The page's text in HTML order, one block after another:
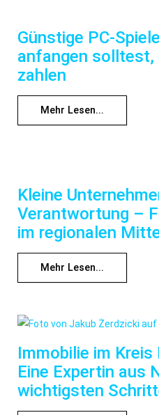
Günstige PC-
anfangen solltest,
zahlen
Mehr Lesen...
Kleine
Verantwortung –
im regionalen
Mehr Lesen...
Immobilie im
Eine Expertin aus
wichtigsten